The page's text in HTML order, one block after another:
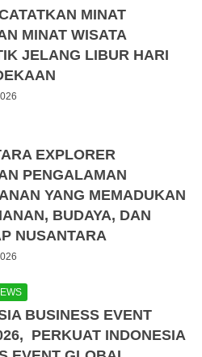
MINAT
MINAT WISATA
JELANG LIBUR HARI
EXPLORER
PENGALAMAN
YANG MEMADUKAN
BUDAYA, DAN
NUSANTARA
BUSINESS EVENT
PERKUAT INDONESIA